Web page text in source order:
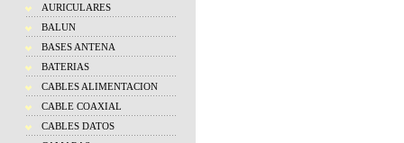
AURICULARES
BALUN
BASES ANTENA
BATERIAS
CABLES ALIMENTACION
CABLE COAXIAL
CABLES DATOS